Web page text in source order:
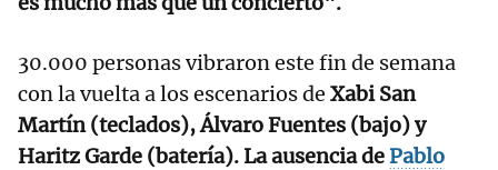
30.000 personas vibraron este fin de semana
con la vuelta a los escenarios de Xabi San
Martín (teclados), Álvaro Fuentes (bajo) y
Haritz Garde (batería). La ausencia dePablo